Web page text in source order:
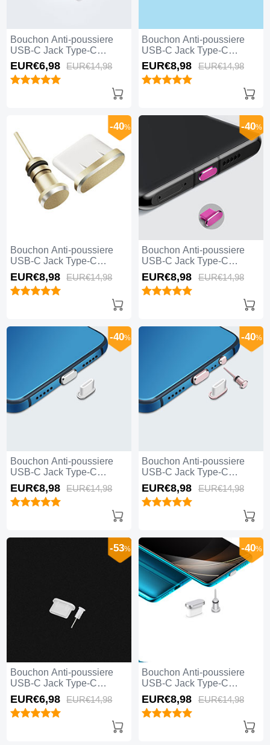
Bouchon Anti-poussiere
USB-C Jack Type-C
Universel H11 Noir
EUR€6,98 EUR€14,98
Bouchon Anti-poussiere
USB-C Jack Type-C
Universel H10 Bleu
EUR€8,98 EUR€14,98
Bouchon Anti-poussiere
USB-C Jack Type-C
Universel H09 Or
-40%
EUR€8,98 EUR€14,98
Bouchon Anti-poussiere
USB-C Jack Type-C
Universel H08 Rose Rouge
-40%
EUR€8,98 EUR€14,98
Bouchon Anti-poussiere
USB-C Jack Type-C
Universel H07 Argent
-40%
EUR€8,98 EUR€14,98
Bouchon Anti-poussiere
USB-C Jack Type-C
Universel H05 Or Rose
-40%
EUR€8,98 EUR€14,98
Bouchon Anti-poussiere
USB-C Jack Type-C
Universel H04 Blanc
-53%
EUR€6,98 EUR€14,98
Bouchon Anti-poussiere
USB-C Jack Type-C
Universel H03 Argent
-40%
EUR€8,98 EUR€14,98